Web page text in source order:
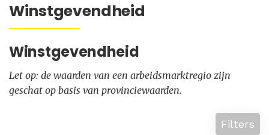
Winstgevendheid
Winstgevendheid
Let op: de waarden van een arbeidsmarktregio zijn
geschat op basis van provinciewaarden.
Filters